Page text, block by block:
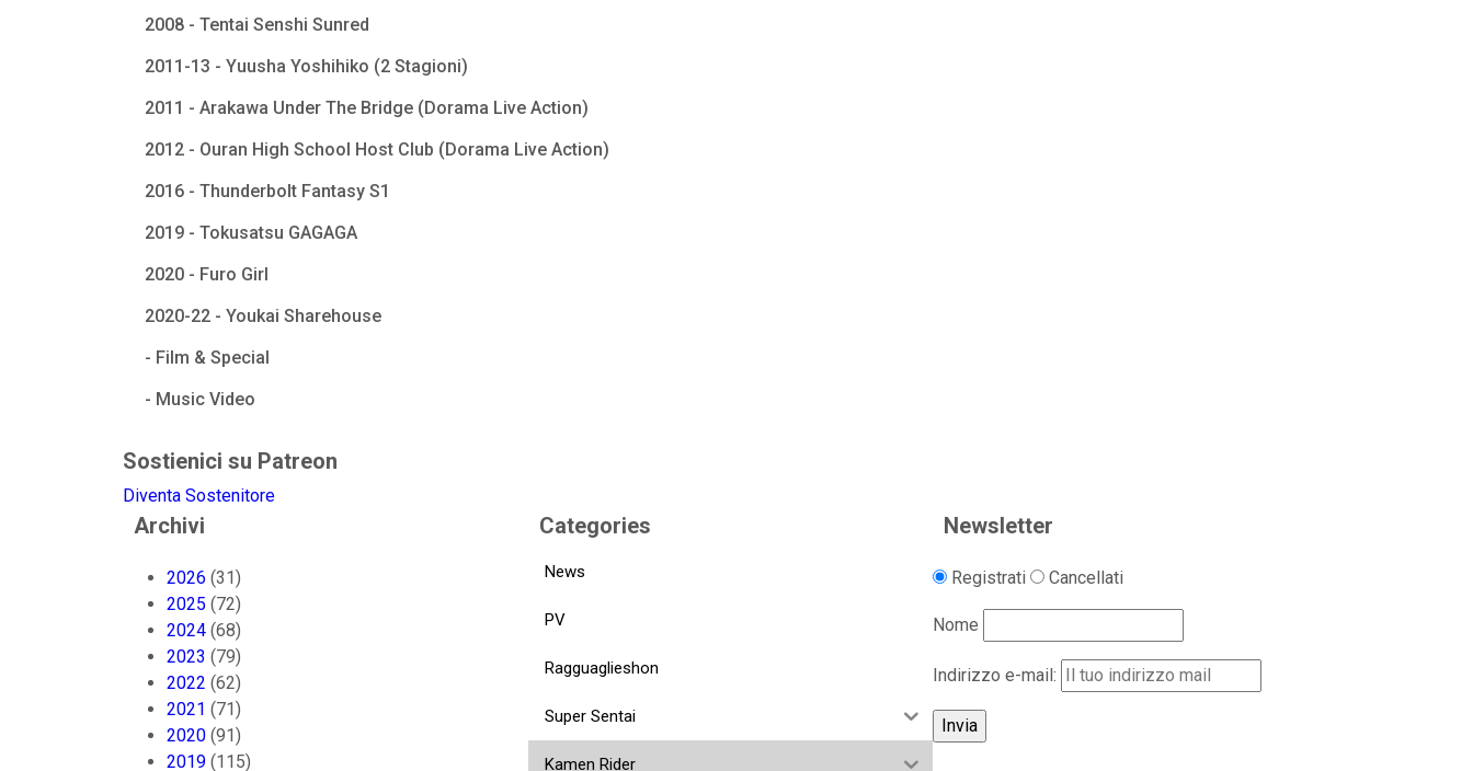
2008 - Tentai Senshi Sunred
2011-13 - Yuusha Yoshihiko (2 Stagioni)
2011 - Arakawa Under The Bridge (Dorama Live Action)
2012 - Ouran High School Host Club (Dorama Live Action)
2016 - Thunderbolt Fantasy S1
2019 - Tokusatsu GAGAGA
2020 - Furo Girl
2020-22 - Youkai Sharehouse
- Film & Special
- Music Video
Sostienici su Patreon
Diventa Sostenitore
Archivi
2026 (31)
2025 (72)
2024 (68)
2023 (79)
2022 (62)
2021 (71)
2020 (91)
2019 (115)
Categories
News
PV
Ragguaglieshon
Super Sentai
Kamen Rider
Newsletter
Registrati Cancellati
Nome
Indirizzo e-mail: